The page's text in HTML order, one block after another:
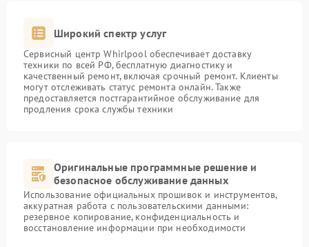
Широкий спектр услуг
Сервисный центр Whirlpool обеспечивает доставку
техники по всей РФ, бесплатную диагностику и
качественный ремонт, включая срочный ремонт. Клиенты
могут отслеживать статус ремонта онлайн. Также
предоставляется постгарантийное обслуживание для
продления срока службы техники
Оригинальные программные решение и
безопасное обслуживание данных
Использование официальных прошивок и инструментов,
аккуратная работа с пользовательскими данными:
резервное копирование, конфиденциальность и
восстановление информации при необходимости